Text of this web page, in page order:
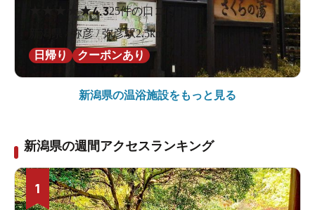
★★4.325件の口コミ
新潟県 / 弥彦 / 弥彦駅2.5km
日帰り
クーポンあり
新潟県の温浴施設をもっと見る
新潟県の週間アクセスランキング
1